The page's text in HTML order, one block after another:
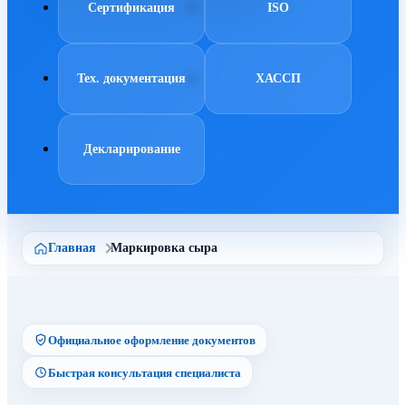
Сертификация ISO
Тех. документация ХАССП
Декларирование
Главная Маркировка сыра
Официальное оформление документов
Быстрая консультация специалиста